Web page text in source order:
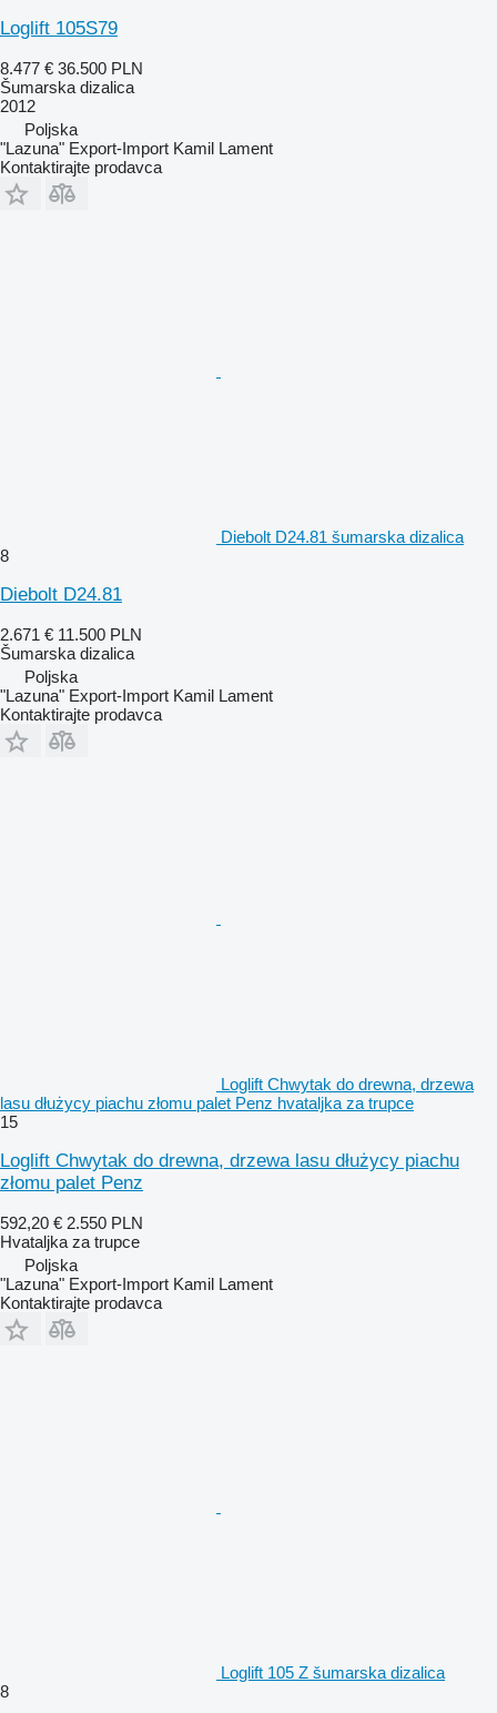
Loglift 105S79
8.477 € 36.500 PLN
Šumarska dizalica
2012
Poljska
"Lazuna" Export-Import Kamil Lament
Kontaktirajte prodavca
Diebolt D24.81 šumarska dizalica
8
Diebolt D24.81
2.671 € 11.500 PLN
Šumarska dizalica
Poljska
"Lazuna" Export-Import Kamil Lament
Kontaktirajte prodavca
Loglift Chwytak do drewna, drzewa
lasu dłużycy piachu złomu palet Penz hvataljka za trupce
15
Loglift Chwytak do drewna, drzewa lasu dłużycy piachu
złomu palet Penz
592,20 € 2.550 PLN
Hvataljka za trupce
Poljska
"Lazuna" Export-Import Kamil Lament
Kontaktirajte prodavca
Loglift 105 Z šumarska dizalica
8